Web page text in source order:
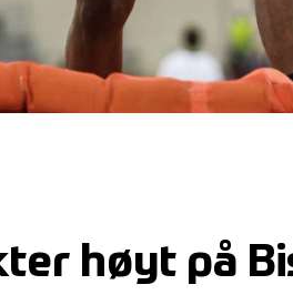
høyt på